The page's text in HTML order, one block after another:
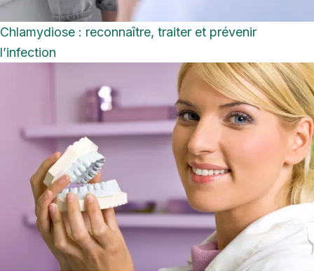
Chlamydiose : reconnaître, traiter et prévenir
l’infection